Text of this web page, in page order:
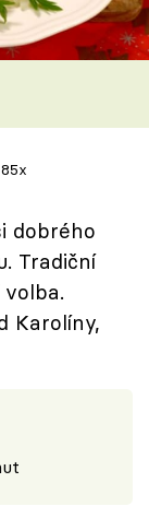
85x
dobrého
Tradiční
Karolíny,